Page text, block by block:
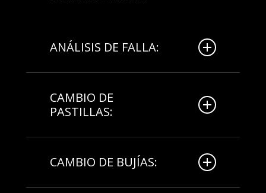
ANÁLISIS DE FALLA:
identificar con precisión la causa de
cualquier fallo, permitiendo soluciones
vehículo en perfecto estado.
CAMBIO DE
PASTILLAS:
freno con materiales de alta calidad,
mayor seguridad en la conducción.
CAMBIO DE BUJÍAS: